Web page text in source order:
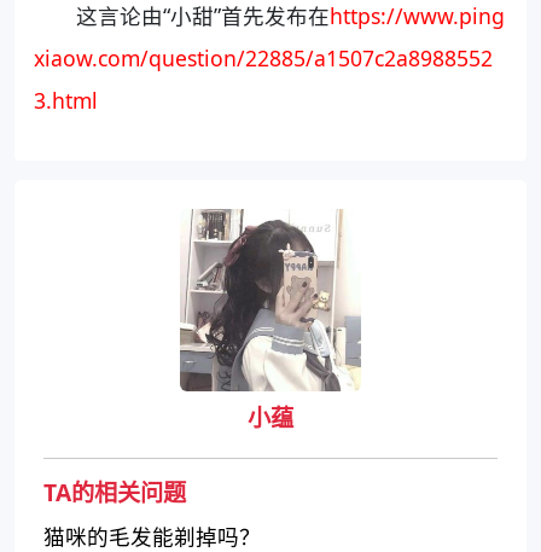
这言论由“小甜”首先发布在https://www.ping
xiaow.com/question/22885/a1507c2a8988552
3.html
小蕴
TA的相关问题
猫咪的毛发能剃掉吗？